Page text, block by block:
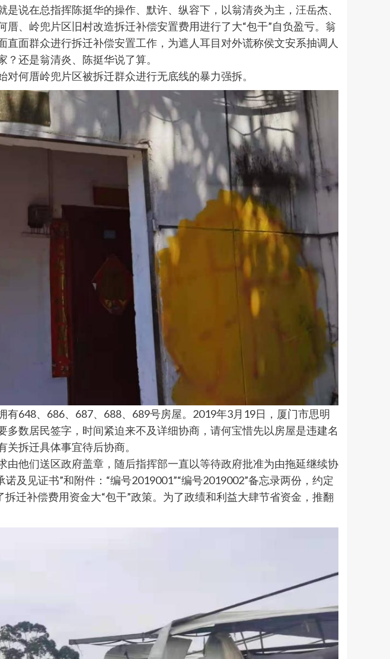
说在总指挥陈挺华的操作、默许、纵容下，以翁清炎为主，汪岳杰、
、岭兜片区旧村改造拆迁补偿安置费用进行了大“包干”自负盈亏。翁
面群众进行拆迁补偿安置工作，为遮人耳目对外谎称侯文安系抽调人
还是翁清炎、陈挺华说了算。
何厝岭兜片区被拆迁群众进行无底线的暴力强拆。
648、686、687、688、689号房屋。2019年3月19日，厦门市思明
数居民签字，时间紧迫来不及详细协商，请何宝惜先以房屋是违建名
拆迁具体事宜待后协商。
他们送区政府盖章，随后指挥部一直以等待政府批准为由拖延继续协
及见证书”和附件：“编号2019001”“编号2019002”备忘录两份，约定
迁补偿费用资金大“包干”政策。为了政绩和利益大肆节省资金，推翻